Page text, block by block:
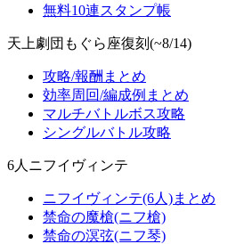
無料10連スタンプ帳
天上劇団もぐら座復刻(~8/14)
攻略/報酬まとめ
効率周回/編成例まとめ
マルチバトルボス攻略
シングルバトル攻略
6人ニフイヴィンテ
ニフイヴィンテ(6人)まとめ
禁命の魔槍(ニフ槍)
禁命の溟弦(ニフ琴)